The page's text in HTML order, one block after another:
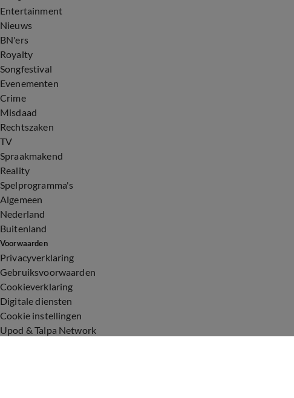
Entertainment
Nieuws
BN'ers
Royalty
Songfestival
Evenementen
Crime
Misdaad
Rechtszaken
TV
Spraakmakend
Reality
Spelprogramma's
Algemeen
Nederland
Buitenland
Voorwaarden
Privacyverklaring
Gebruiksvoorwaarden
Cookieverklaring
Digitale diensten
Cookie instellingen
Upod & Talpa Network